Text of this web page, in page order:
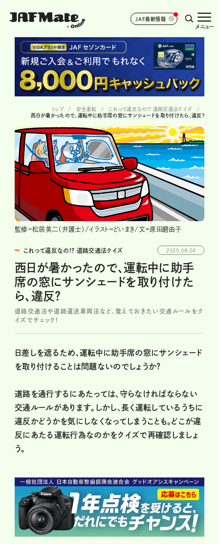
JAF最新情報
メニュー
トップ 安全運転
これって違反なの!? 道路交通法クイズ
西日が暑かったので、運転中に助手席の窓にサンシェードを取り付けたら、違反？
監修=松居英二（弁護士）/イラスト＝どいまき/文＝原田磨由子
これって違反なの!? 道路交通法クイズ 2025.08.24
西日が暑かったので、運転中に助手
席の窓にサンシェードを取り付けた
ら、違反？
道路交通法や道路運送車両法など、覚えておきたい交通ルールをク
イズでチェック!
日差しを遮るため、運転中に助手席の窓にサンシェード
を取り付けることは問題ないのでしょうか?
道路を通行するにあたっては、守らなければならない
交通ルールがあります。しかし、長く運転しているうちに
違反かどうかを気にしなくなってしまうことも。どこが違
反にあたる運転行為なのかをクイズで再確認しましょ
う。